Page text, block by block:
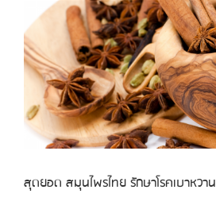
สุดยอด สมุนไพรไทย รักษาโรคเบาหวาน